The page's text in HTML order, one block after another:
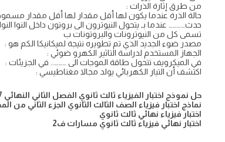
من طرق إثارة الذرات :
حالة الذرة عندما يكون لها أقل مقدار لها أقل مقدار
حدث………… عندما بـ يتحول النيوترون الى بروتون داخل النوا
تسمى كل من النيوترونات والبروتونات ب
مصدر ضوء الجديد الذي تم تطويره نتيجة لميكانيكا الكم هو :
الجهاز المستخدم لدراسة التاثير الكهرو ضوئي :
في الميكرويف تتحول طاقة الموجات الى ……….. في الجزيئات :
اكتشف أن التيار الكهربائي يولد مجالا مغناطيسي :
حل نموذج اختبار الفيزياء ثالث ثانوي الفصل الثاني النهائي 1447
نماذج اختبار فيزياء الصف الثالث الثانوي الجزء الثاني من
اختبار فيزياء نهائي ثالث ثانوي
اختبار نهائي فيزياء ثالث ثانوي مسارات ف2